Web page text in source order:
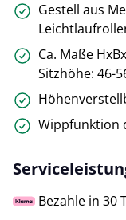
Gestell aus
Ca. Maße
Sitzhöhe: 46-
Wippfunktion
Bezahle in 30